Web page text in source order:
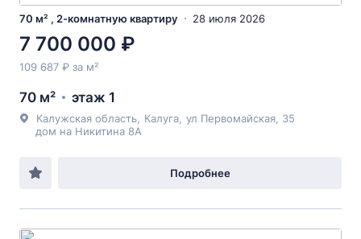
70 м² , 2-комнатную квартиру 28 июля 2026
7 700 000 ₽
109 687 ₽ за м²
70 м² этаж 1
Калужская область Калуга ул Первомайская , 35
дом на Никитина 8А
Подробнее